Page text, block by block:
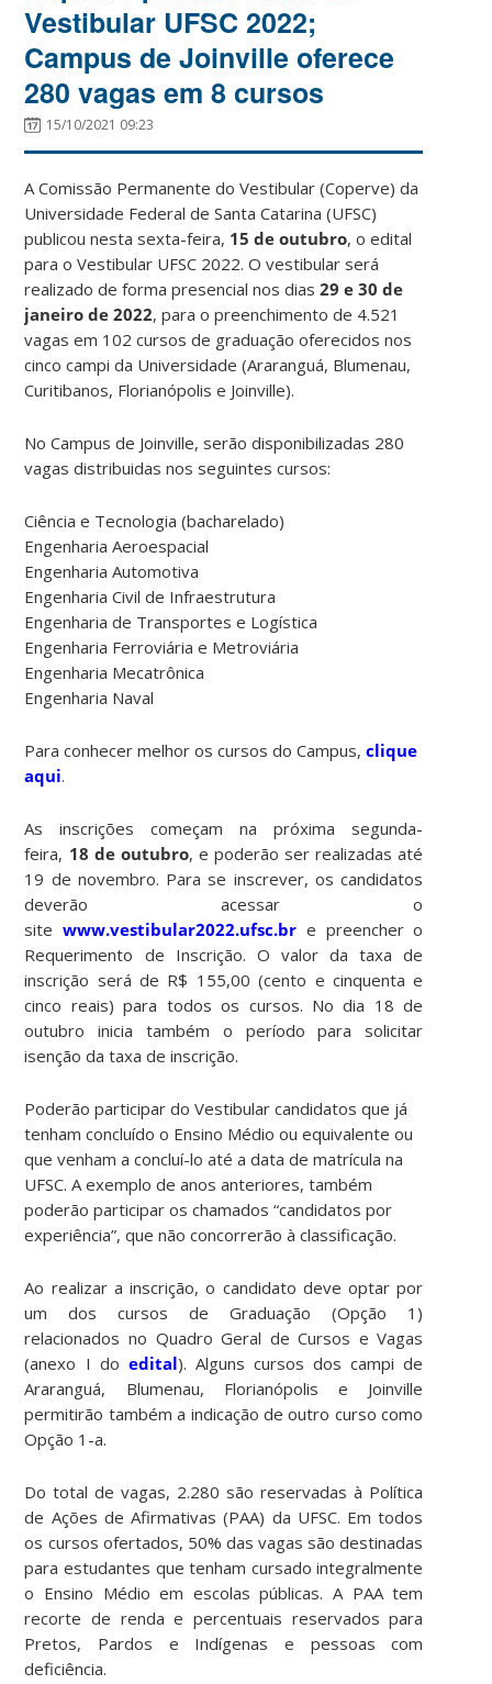
Vestibular UFSC 2022;
Campus de Joinville oferece
280 vagas em 8 cursos
15/10/2021 09:23
A Comissão Permanente do Vestibular (Coperve) da
Universidade Federal de Santa Catarina (UFSC)
publicou nesta sexta-feira, 15 de outubro, o edital
para o Vestibular UFSC 2022. O vestibular será
realizado de forma presencial nos dias29 e 30 de
janeiro de 2022, para o preenchimento de 4.521
vagas em 102 cursos de graduação oferecidos nos
cinco campi da Universidade (Araranguá, Blumenau,
Curitibanos, Florianópolis e Joinville).
No Campus de Joinville, serão disponibilizadas 280
vagas distribuidas nos seguintes cursos:
Ciência e Tecnologia (bacharelado)
Engenharia Aeroespacial
Engenharia Automotiva
Engenharia Civil de Infraestrutura
Engenharia de Transportes e Logística
Engenharia Ferroviária e Metroviária
Engenharia Mecatrônica
Engenharia Naval
Para conhecer melhor os cursos do Campus,clique
aqui.
As inscrições começam na próxima segunda-
feira, 18 de outubro, e poderão ser realizadas até
19 de novembro. Para se inscrever, os candidatos
deverão acessar o
sitewww.vestibular2022.ufsc.br e preencher o
Requerimento de Inscrição. O valor da taxa de
inscrição será de R$ 155,00 (cento e cinquenta e
cinco reais) para todos os cursos. No dia 18 de
outubro inicia também o período para solicitar
isenção da taxa de inscrição.
Poderão participar do Vestibular candidatos que já
tenham concluído o Ensino Médio ou equivalente ou
que venham a concluí-lo até a data de matrícula na
UFSC. A exemplo de anos anteriores, também
poderão participar os chamados “candidatos por
experiência”, que não concorrerão à classificação.
Ao realizar a inscrição, o candidato deve optar por
um dos cursos de Graduação (Opção 1)
relacionados no Quadro Geral de Cursos e Vagas
(anexo I do edital). Alguns cursos dos campi de
Araranguá, Blumenau, Florianópolis e Joinville
permitirão também a indicação de outro curso como
Opção 1-a.
Do total de vagas, 2.280 são reservadas à Política
de Ações de Afirmativas (PAA) da UFSC. Em todos
os cursos ofertados, 50% das vagas são destinadas
para estudantes que tenham cursado integralmente
o Ensino Médio em escolas públicas. A PAA tem
recorte de renda e percentuais reservados para
Pretos, Pardos e Indígenas e pessoas com
deficiência.